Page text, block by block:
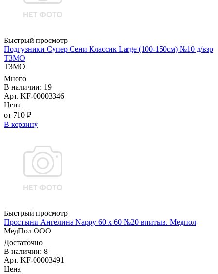
Быстрый просмотр
Подгузники Супер Сени Классик Large (100-150см) №10 д/взр
ТЗМО
ТЗМО
Много
В наличии: 19
Арт. KF-00003346
Цена
от 710 ₽
В корзину
Быстрый просмотр
Простыни Ангелина Nappy 60 х 60 №20 впитыв. Медпол
МедПол ООО
Достаточно
В наличии: 8
Арт. KF-00003491
Цена